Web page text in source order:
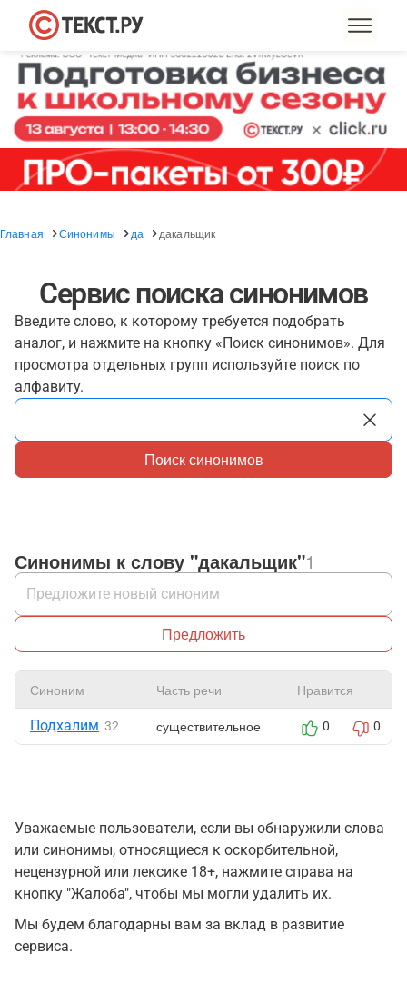
Главная Синонимы да дакальщик
Сервис поиска синонимов
Введите слово, к которому требуется подобрать
аналог, и нажмите на кнопку «Поиск синонимов». Для
просмотра отдельных групп используйте поиск по
алфавиту.
Поиск синонимов
Синонимы к слову "дакальщик"1
Предложить
Синоним Часть речи Нравится
Подхалим 32 существительное 0 0
Уважаемые пользователи, если вы обнаружили слова
или синонимы, относящиеся к оскорбительной,
нецензурной или лексике 18+, нажмите справа на
кнопку "Жалоба", чтобы мы могли удалить их.
Мы будем благодарны вам за вклад в развитие
сервиса.